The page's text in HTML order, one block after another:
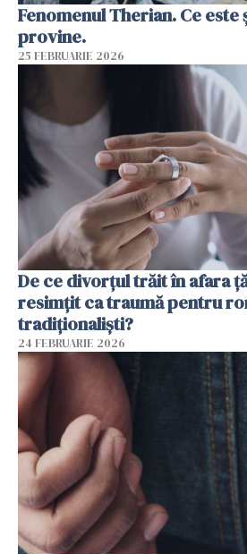
Fenomenul Therian. Ce este
provine.
25 FEBRUARIE 2026
De ce divorțul trăit în afara
resimțit ca traumă pentru
tradiționaliști?
24 FEBRUARIE 2026